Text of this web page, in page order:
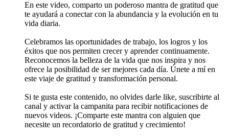
En este video, comparto un poderoso mantra de gratitud que
te ayudará a conectar con la abundancia y la evolución en tu
vida diaria.
Celebramos las oportunidades de trabajo, los logros y los
éxitos que nos permiten crecer y aprender continuamente.
Reconocemos la belleza de la vida que nos inspira y nos
ofrece la posibilidad de ser mejores cada día. Únete a mí en
este viaje de gratitud y transformación personal.
Si te gusta este contenido, no olvides darle like, suscribirte al
canal y activar la campanita para recibir notificaciones de
nuevos videos. ¡Comparte este mantra con alguien que
necesite un recordatorio de gratitud y crecimiento!